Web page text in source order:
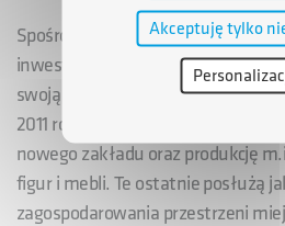
Spośród tegorocznych
inwestycyjne zadeklarowała
swoją działalność rozpoczynała
2011 roku. Ponad 14 mln zł
nowego zakładu oraz produkcję
figur i mebli. Te ostatnie posłużą
zagospodarowania przestrzeni
Akceptuję tylko